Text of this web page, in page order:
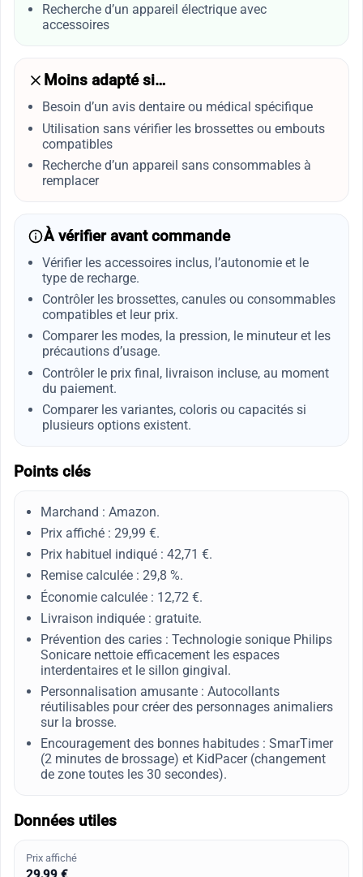
Recherche d’un appareil électrique avec
accessoires
Moins adapté si…
Besoin d’un avis dentaire ou médical spécifique
Utilisation sans vérifier les brossettes ou embouts
compatibles
Recherche d’un appareil sans consommables à
remplacer
À vérifier avant commande
Vérifier les accessoires inclus, l’autonomie et le
type de recharge.
Contrôler les brossettes, canules ou consommables
compatibles et leur prix.
Comparer les modes, la pression, le minuteur et les
précautions d’usage.
Contrôler le prix final, livraison incluse, au moment
du paiement.
Comparer les variantes, coloris ou capacités si
plusieurs options existent.
Points clés
Marchand : Amazon.
Prix affiché : 29,99 €.
Prix habituel indiqué : 42,71 €.
Remise calculée : 29,8 %.
Économie calculée : 12,72 €.
Livraison indiquée : gratuite.
Prévention des caries : Technologie sonique Philips
Sonicare nettoie efficacement les espaces
interdentaires et le sillon gingival.
Personnalisation amusante : Autocollants
réutilisables pour créer des personnages animaliers
sur la brosse.
Encouragement des bonnes habitudes : SmarTimer
(2 minutes de brossage) et KidPacer (changement
de zone toutes les 30 secondes).
Données utiles
Prix affiché